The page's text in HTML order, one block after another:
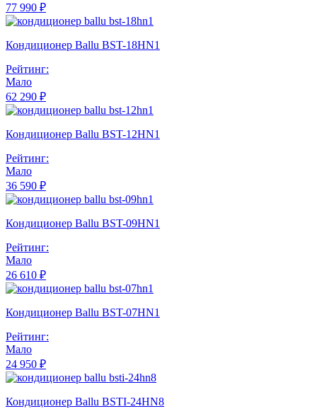
77 990 ₽
Кондиционер Ballu BST-18HN1
Рейтинг:
Мало
62 290 ₽
Кондиционер Ballu BST-12HN1
Рейтинг:
Мало
36 590 ₽
Кондиционер Ballu BST-09HN1
Рейтинг:
Мало
26 610 ₽
Кондиционер Ballu BST-07HN1
Рейтинг:
Мало
24 950 ₽
Кондиционер Ballu BSTI-24HN8